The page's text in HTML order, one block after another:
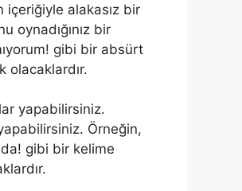
içeriğiyle alakasız bir
oynadığınız bir
gibi bir absürt
olacaklardır.
yapabilirsiniz.
Örneğin,
gibi bir kelime